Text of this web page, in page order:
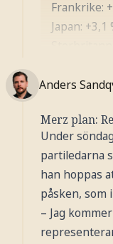
Frankrike:
Japan: +3,1
Anders
Merz plan:
Under
partiledarna
han hoppas
påsken, som
– Jag